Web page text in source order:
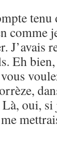
comme
J’avais
Eh
oui, si